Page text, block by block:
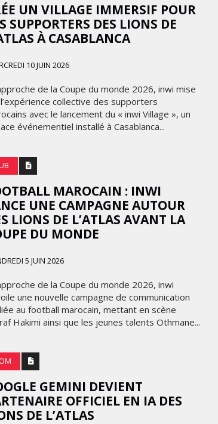
UN VILLAGE IMMERSIF POUR
SUPPORTERS DES LIONS DE
À CASABLANCA
10 JUIN 2026
de la Coupe du monde 2026, inwi mise
collective des supporters
avec le lancement du « inwi Village », un
événementiel installé à Casablanca...
MAROCAIN : INWI
UNE CAMPAGNE AUTOUR
LIONS DE L’ATLAS AVANT LA
DU MONDE
5 JUIN 2026
de la Coupe du monde 2026, inwi
une nouvelle campagne de communication
au football marocain, mettant en scène
Hakimi ainsi que les jeunes talents Othmane...
GEMINI DEVIENT
OFFICIEL EN IA DES
DE L’ATLAS